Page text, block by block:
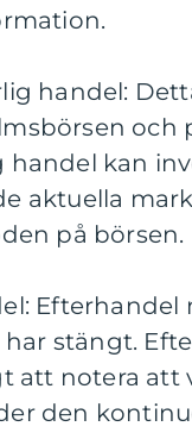
handel:
och
kan
aktuella
på börsen.
stängt.
att notera att
den